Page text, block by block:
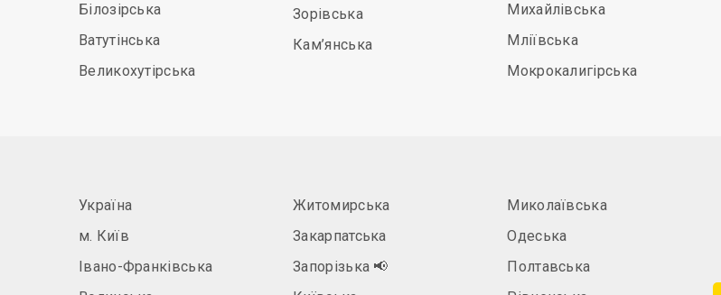
Білозірська
Ватутінська
Великохутірська
Зорівська
Кам’янська
Михайлівська
Мліївська
Мокрокалигірська
Україна
м. Київ
Івано-Франківська
Житомирська
Закарпатська
Запорізька 📢
Миколаївська
Одеська
Полтавська